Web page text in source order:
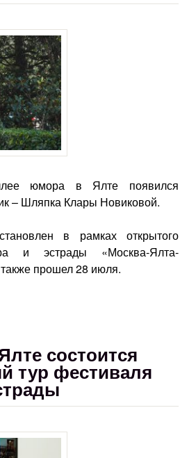
юмора в Ялте появился
– Шляпка Клары Новиковой.
в рамках открытого
и эстрады «Москва-Ялта-
прошел 28 июля.
состоится
тур фестиваля